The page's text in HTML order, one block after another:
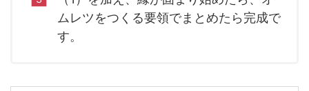
ムレツをつくる要領でまとめたら完成で
す。